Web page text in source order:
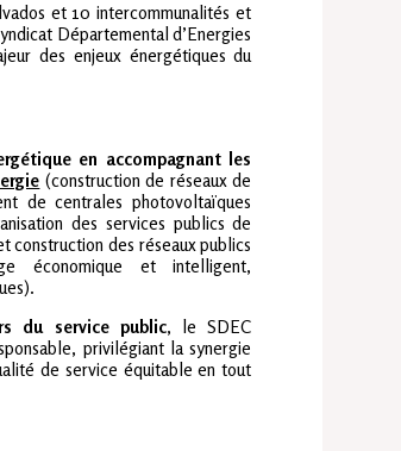
et 10 intercommunalités et
Départemental d’Energies
des enjeux énergétiques du
en accompagnant les
(construction de réseaux de
de centrales photovoltaïques
des services publics de
construction des réseaux publics
économique et intelligent,
du service public, le SDEC
privilégiant la synergie
de service équitable en tout